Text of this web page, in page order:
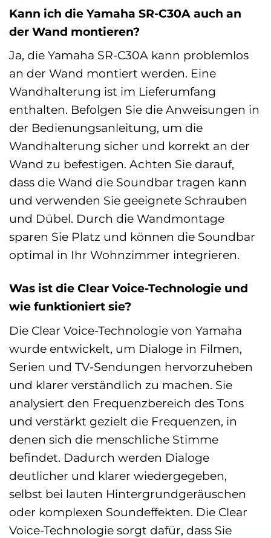
Kann ich die Yamaha SR-C30A auch an
der Wand montieren?
Ja, die Yamaha SR-C30A kann problemlos
an der Wand montiert werden. Eine
Wandhalterung ist im Lieferumfang
enthalten. Befolgen Sie die Anweisungen in
der Bedienungsanleitung, um die
Wandhalterung sicher und korrekt an der
Wand zu befestigen. Achten Sie darauf,
dass die Wand die Soundbar tragen kann
und verwenden Sie geeignete Schrauben
und Dübel. Durch die Wandmontage
sparen Sie Platz und können die Soundbar
optimal in Ihr Wohnzimmer integrieren.
Was ist die Clear Voice-Technologie und
wie funktioniert sie?
Die Clear Voice-Technologie von Yamaha
wurde entwickelt, um Dialoge in Filmen,
Serien und TV-Sendungen hervorzuheben
und klarer verständlich zu machen. Sie
analysiert den Frequenzbereich des Tons
und verstärkt gezielt die Frequenzen, in
denen sich die menschliche Stimme
befindet. Dadurch werden Dialoge
deutlicher und klarer wiedergegeben,
selbst bei lauten Hintergrundgeräuschen
oder komplexen Soundeffekten. Die Clear
Voice-Technologie sorgt dafür, dass Sie